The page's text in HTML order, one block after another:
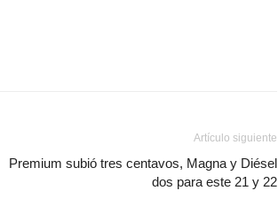
Artículo siguiente
Premium subió tres centavos, Magna y Diésel
dos para este 21 y 22